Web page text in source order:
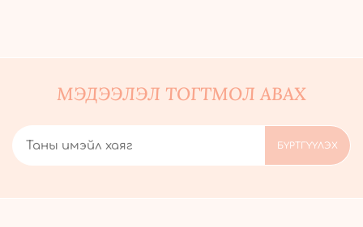
МЭДЭЭЛЭЛ ТОГТМОЛ АВАХ